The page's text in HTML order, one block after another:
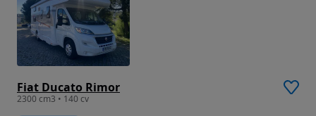
Fiat Ducato Rimor
2300 cm3 • 140 cv